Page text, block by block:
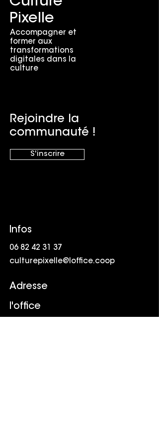
Pixelle
Accompagner et
former aux
transformations
digitales dans la
culture
Rejoindre la
communauté !
S'inscrire
Infos
06 82 42 31 37
culturepixelle@loffice.coop
Adresse
l'office